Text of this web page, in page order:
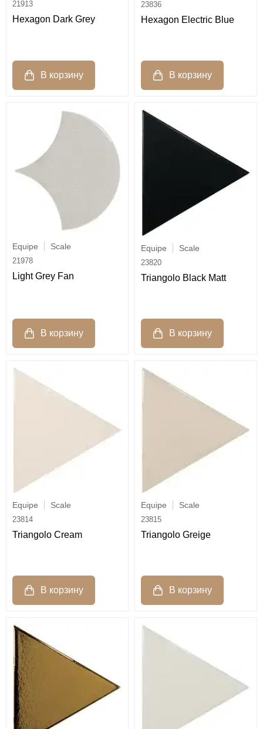
21913
Hexagon Dark Grey
23836
Hexagon Electric Blue
Equipe Scale
21978
Light Grey Fan
Equipe Scale
23820
Triangolo Black Matt
Equipe Scale
23814
Triangolo Cream
Equipe Scale
23815
Triangolo Greige